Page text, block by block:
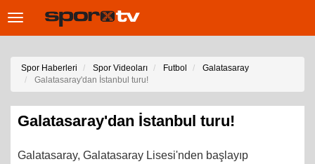
Toggle
Spor Haberleri Spor Videoları Futbol
Galatasaray
Galatasaray'dan İstanbul turu!
Galatasaray'dan İstanbul turu!
Galatasaray, Galatasaray Lisesi'nden başlayıp